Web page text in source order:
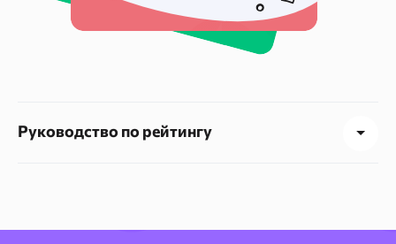
Руководство по рейтингу